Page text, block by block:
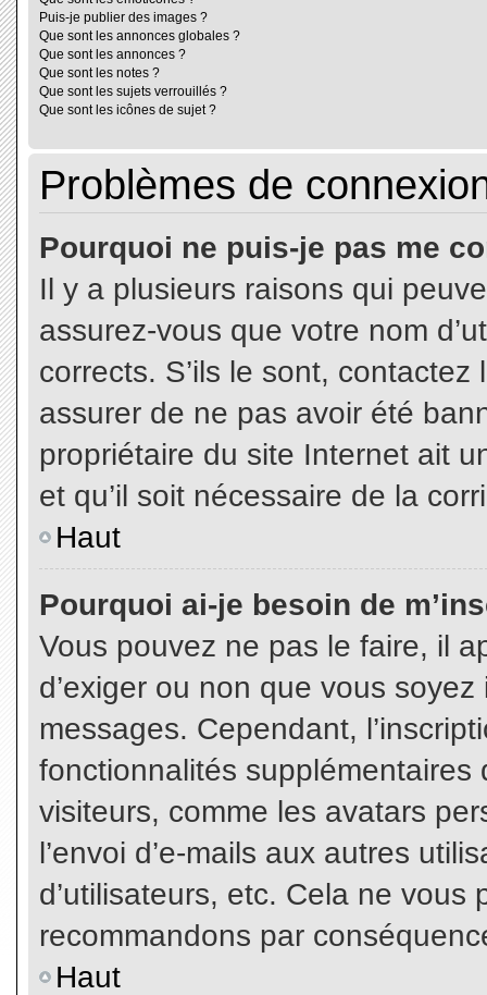
Puis-je publier des images ?
Que sont les annonces globales ?
Que sont les annonces ?
Que sont les notes ?
Que sont les sujets verrouillés ?
Que sont les icônes de sujet ?
Problèmes de
Pourquoi ne puis-je pas me
Il y a plusieurs raisons qui
assurez-vous que votre nom
corrects. S’ils le sont,
assurer de ne pas avoir été
propriétaire du site Internet ait
et qu’il soit nécessaire de la
Haut
Pourquoi ai-je besoin de
Vous pouvez ne pas le faire, il
d’exiger ou non que vous
messages. Cependant,
fonctionnalités
visiteurs, comme les avatars
l’envoi d’e-mails aux autres
d’utilisateurs, etc. Cela ne vous
recommandons par
Haut